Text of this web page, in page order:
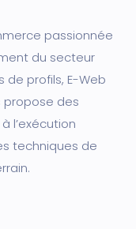
passionnée
du secteur
de profils, E-Web
propose des
l’exécution
techniques de